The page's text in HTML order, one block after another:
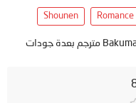
Romance
Shounen
تحميل وشاهدة حلقات انمي Bakuman. 2nd Season مترجم بعدة جودات